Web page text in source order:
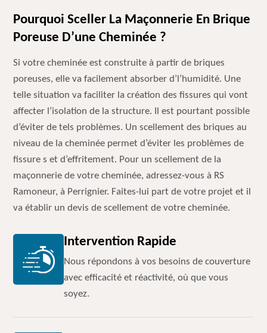
Pourquoi Sceller La Maçonnerie En Brique
Poreuse D’une Cheminée ?
Si votre cheminée est construite à partir de briques
poreuses, elle va facilement absorber d’l’humidité. Une
telle situation va faciliter la création des fissures qui vont
affecter l’isolation de la structure. Il est pourtant possible
d’éviter de tels problèmes. Un scellement des briques au
niveau de la cheminée permet d’éviter les problèmes de
fissure s et d’effritement. Pour un scellement de la
maçonnerie de votre cheminée, adressez-vous à RS
Ramoneur, à Perrignier. Faites-lui part de votre projet et il
va établir un devis de scellement de votre cheminée.
Intervention Rapide
Nous répondons à vos besoins de couverture
avec efficacité et réactivité, où que vous
soyez.